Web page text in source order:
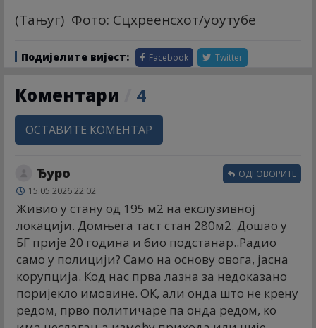
(Тањуг) Фото: Сцхреенсхот/yоутубе
Подијелите вијест: Facebook Twitter
Коментари 4
ОСТАВИТЕ КОМЕНТАР
Ђуро
15.05.2026 22:02
Живио у стану од 195 м2 на екслузивној
локацији. Домњега таст стан 280м2. Дошао у
БГ прије 20 година и био подстанар..Радио
само у полицији? Само на основу овога, јасна
корупција. Код нас прва лазна за недоказано
поријекло имовине. ОК, али онда што не крену
редом, прво политичаре па онда редом, ко
ОДГОВОРИТЕ